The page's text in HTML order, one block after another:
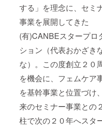
する」を理念に、セミ
事業を展開してきた
(有)CANBEスタープロ
ション（代表おかざき
な）。この度創立２０
を機会に、フェムケア
を基幹事業と位置づけ
来のセミナー事業との
柱で次の２０年へスタ